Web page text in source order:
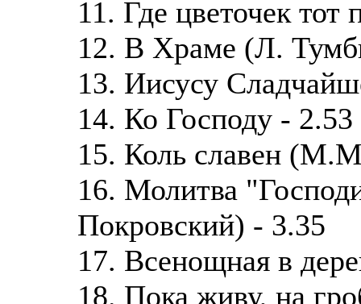
11. Где цветочек
12. В Храме (Л.
13. Иисусу
14. Ко Господу - 2.53
15. Коль славен
16. Молитва
Покровский) - 3.35
17. Всенощная в
18. Пока живу, на